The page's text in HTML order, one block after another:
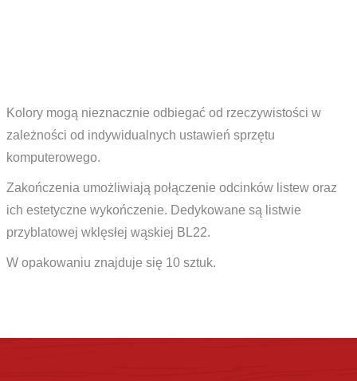
Kolory mogą nieznacznie odbiegać od rzeczywistości w
zależności od indywidualnych ustawień sprzętu
komputerowego.
Zakończenia umożliwiają połączenie odcinków listew oraz
ich estetyczne wykończenie. Dedykowane są listwie
przyblatowej wklęsłej wąskiej BL22.
W opakowaniu znajduje się 10 sztuk.